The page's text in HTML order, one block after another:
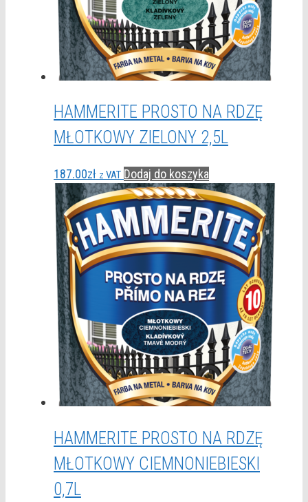
HAMMERITE PROSTO NA RDZĘ
MŁOTKOWY ZIELONY 2,5L
187.00zł z VAT Dodaj do koszyka
HAMMERITE PROSTO NA RDZĘ
MŁOTKOWY CIEMNONIEBIESKI
0,7L